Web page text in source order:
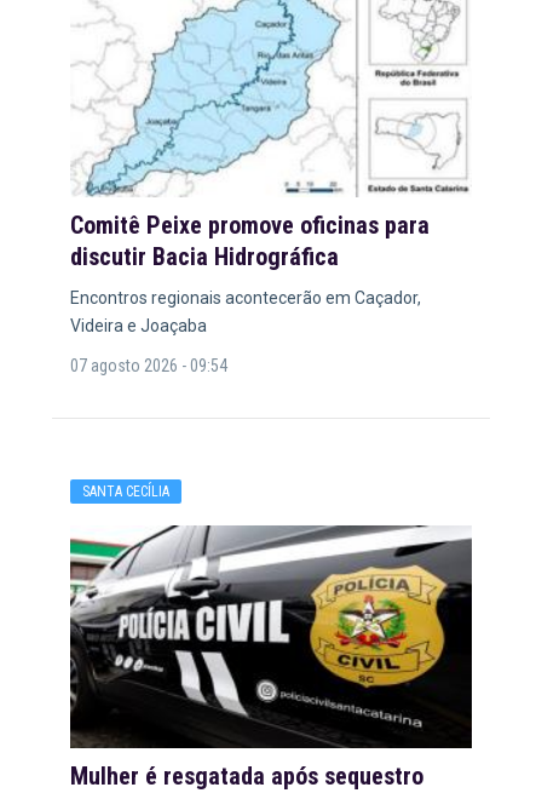
Comitê Peixe promove oficinas para
discutir Bacia Hidrográfica
Encontros regionais acontecerão em Caçador,
Videira e Joaçaba
07 agosto 2026 - 09:54
SANTA CECÍLIA
Mulher é resgatada após sequestro